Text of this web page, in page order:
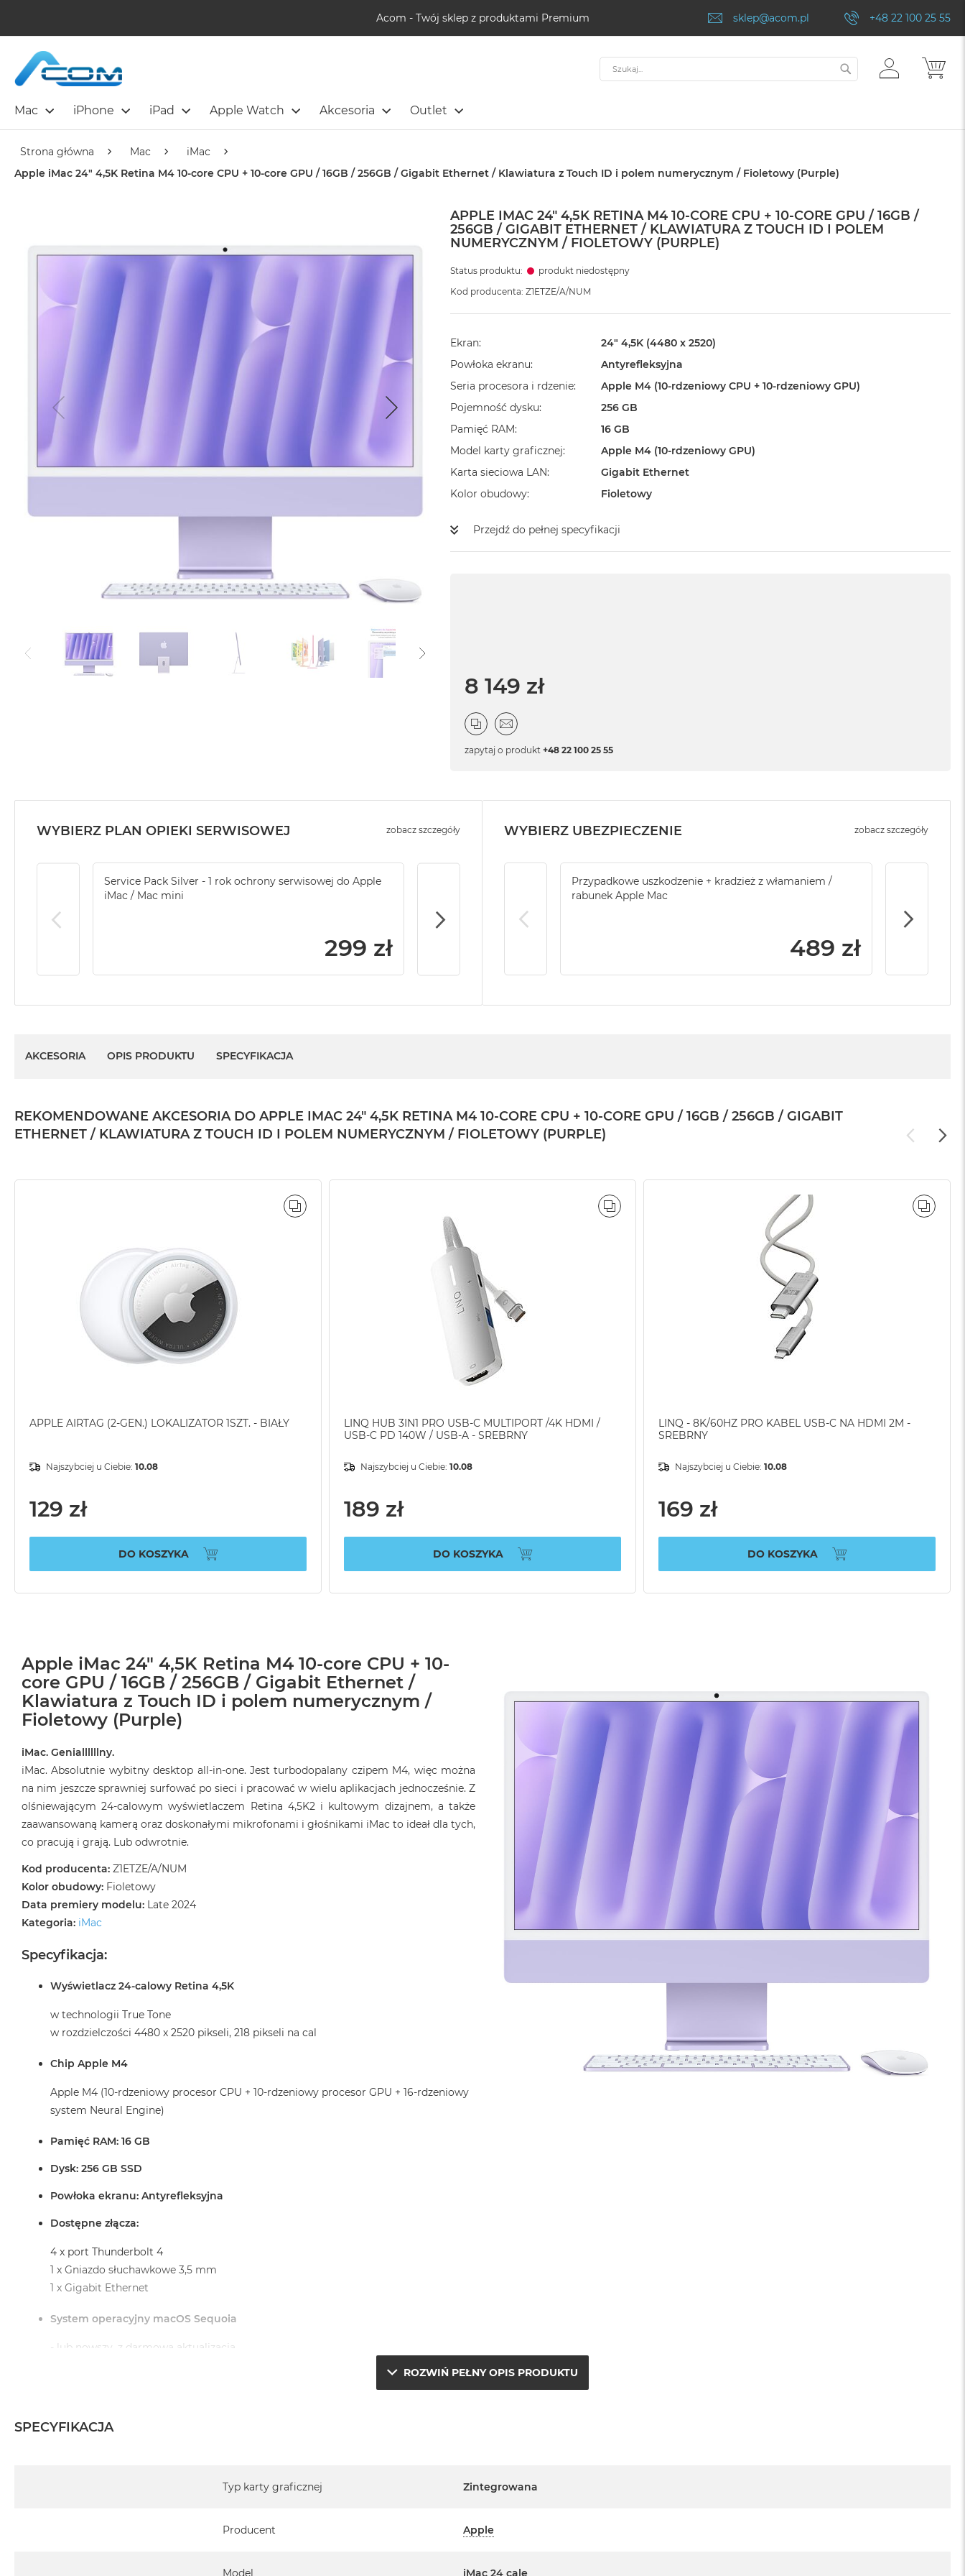
Acom - Twój sklep z produktami Premium sklep@acom.pl +48 22 100 25 55
Mac iPhone iPad Apple Watch Akcesoria Outlet
ZALOGUJ
SIĘ
Szukaj SZUKAJ
Strona główna Mac
iMac
Apple iMac 24" 4,5K Retina M4 10-core CPU + 10-core GPU / 16GB / 256GB / Gigabit Ethernet / Klawiatura z Touch ID i polem numerycznym / Fioletowy (Purple)
APPLE IMAC 24" 4,5K RETINA M4 10-CORE CPU + 10-CORE GPU / 16GB /
256GB / GIGABIT ETHERNET / KLAWIATURA Z TOUCH ID I POLEM
NUMERYCZNYM / FIOLETOWY (PURPLE)
Status produktu:
produkt niedostępny
Kod producenta: Z1ETZE/A/NUM
Ekran
24" 4,5K (4480 x 2520)
Powłoka ekranu
Antyrefleksyjna
Seria procesora i rdzenie
Apple M4 (10-rdzeniowy CPU + 10-rdzeniowy GPU)
Pojemność dysku
256 GB
Pamięć RAM
16 GB
Model karty graficznej
Apple M4 (10-rdzeniowy GPU)
Karta sieciowa LAN
Gigabit Ethernet
Kolor obudowy
Fioletowy
Przejdź do pełnej specyfikacji
8 149 zł
zapytaj o produkt +48 22 100 25 55
WYBIERZ PLAN OPIEKI SERWISOWEJ
Service Pack Silver - 1 rok ochrony serwisowej do Apple
iMac / Mac mini
299 zł
Service Pack Gold - 2 lata ochrony serwisowej do Apple
Service Pack Platinum - 3 lata ochrony
zobacz szczegóły WYBIERZ UBEZPIECZENIE
Przypadkowe uszkodzenie + kradzież z włamaniem /
rabunek Apple Mac
489 zł
zobacz szczegóły
AKCESORIA OPIS PRODUKTU SPECYFIKACJA
REKOMENDOWANE AKCESORIA DO APPLE IMAC 24" 4,5K RETINA M4 10-CORE CPU + 10-CORE GPU / 16GB / 256GB / GIGABIT
ETHERNET / KLAWIATURA Z TOUCH ID I POLEM NUMERYCZNYM / FIOLETOWY (PURPLE)
APPLE AIRTAG (2-GEN.) LOKALIZATOR 1SZT. - BIAŁY
Najszybciej u Ciebie: 10.08
129 zł
DO KOSZYKA
PORÓWNAJ
LINQ HUB 3IN1 PRO USB-C MULTIPORT /4K HDMI /
USB-C PD 140W / USB-A - SREBRNY
Najszybciej u Ciebie: 10.08
189 zł
DO KOSZYKA
PORÓWNAJ
LINQ - 8K/60HZ PRO KABEL USB-C NA HDMI 2M -
SREBRNY
Najszybciej u Ciebie: 10.08
169 zł
DO KOSZYKA
Apple iMac 24" 4,5K Retina M4 10-core CPU + 10-
core GPU / 16GB / 256GB / Gigabit Ethernet /
Klawiatura z Touch ID i polem numerycznym /
Fioletowy (Purple)
iMac. Geniallllllny.
iMac. Absolutnie wybitny desktop all‑in‑one. Jest turbodopalany czipem M4, więc można
na nim jeszcze sprawniej surfować po sieci i pracować w wielu aplikacjach jednocześnie. Z
olśniewającym 24‑calowym wyświetlaczem Retina 4,5K2 i kultowym dizajnem, a także
zaawansowaną kamerą oraz doskonałymi mikrofonami i głośnikami iMac to ideał dla tych,
co pracują i grają. Lub odwrotnie.
Kod producenta: Z1ETZE/A/NUM
Kolor obudowy: Fioletowy
Data premiery modelu: Late 2024
Kategoria: iMac
Specyfikacja:
Wyświetlacz 24-calowy Retina 4,5K
w technologii True Tone
w rozdzielczości 4480 x 2520 pikseli, 218 pikseli na cal
Chip Apple M4
Apple M4 (10-rdzeniowy procesor CPU + 10-rdzeniowy procesor GPU + 16-rdzeniowy
system Neural Engine)
Pamięć RAM: 16 GB
Dysk: 256 GB SSD
Powłoka ekranu: Antyrefleksyjna
Dostępne złącza:
4 x port Thunderbolt 4
1 x Gniazdo słuchawkowe 3,5 mm
1 x Gigabit Ethernet
System operacyjny macOS Sequoia
- lub nowszy, z darmową aktualizacją.
Realizowaną w każdym autoryzowanym punkcie serwisowym Apple na terenie
Istnieje możliwość przedłużenia gwarancji producenta. Szczegółowe informacje na
ROZWIŃ PEŁNY OPIS PRODUKTU
SPECYFIKACJA
Typ karty graficznej
Zintegrowana
Producent Apple
Model iMac 24 cale